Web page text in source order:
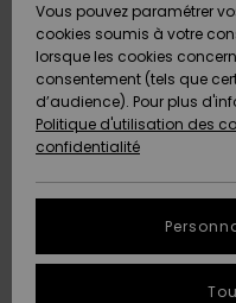
Snow
A
Snow
A
A
AIDE &
CONTACT
Quiksilver
des
tailles
MAGASINS
QUIKSILVER
Vous pouvez paramétrer
cookies soumis à votre
lorsque les cookies
consentement (tels que
d’audience). Pour plus
Politique d'utilisation des
confidentialité